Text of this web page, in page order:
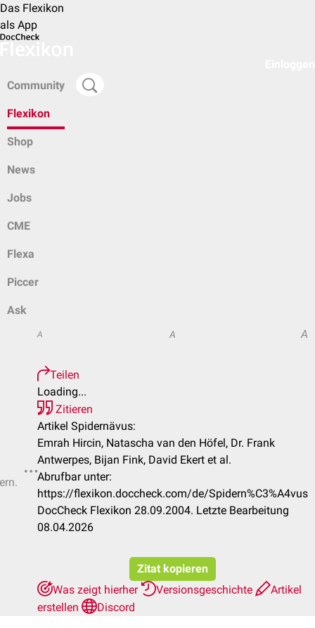
Das Flexikon
als App
Community
Flexikon
Shop
News
Jobs
CME
Flexa
Piccer
Ask
A A A
Teilen
Loading...
Zitieren
Artikel Spidernävus:
Emrah Hircin, Natascha van den Höfel, Dr. Frank
Antwerpes, Bijan Fink, David Ekert et al.
Abrufbar unter:
https://flexikon.doccheck.com/de/Spidern%C3%A4vus
DocCheck Flexikon 28.09.2004. Letzte Bearbeitung
08.04.2026
Zitat kopieren
Was zeigt hierher
Versionsgeschichte
Artikel
erstellen
Discord